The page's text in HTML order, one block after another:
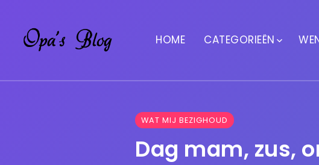
HOME CATEGORIEËN
WAT MIJ BEZIGHOUD
Dag mam, zus,